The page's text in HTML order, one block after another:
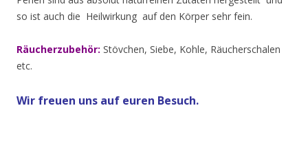
so ist auch die Heilwirkung auf den Körper sehr fein.
Räucherzubehör: Stövchen, Siebe, Kohle, Räucherschalen
etc.
Wir freuen uns auf euren Besuch.